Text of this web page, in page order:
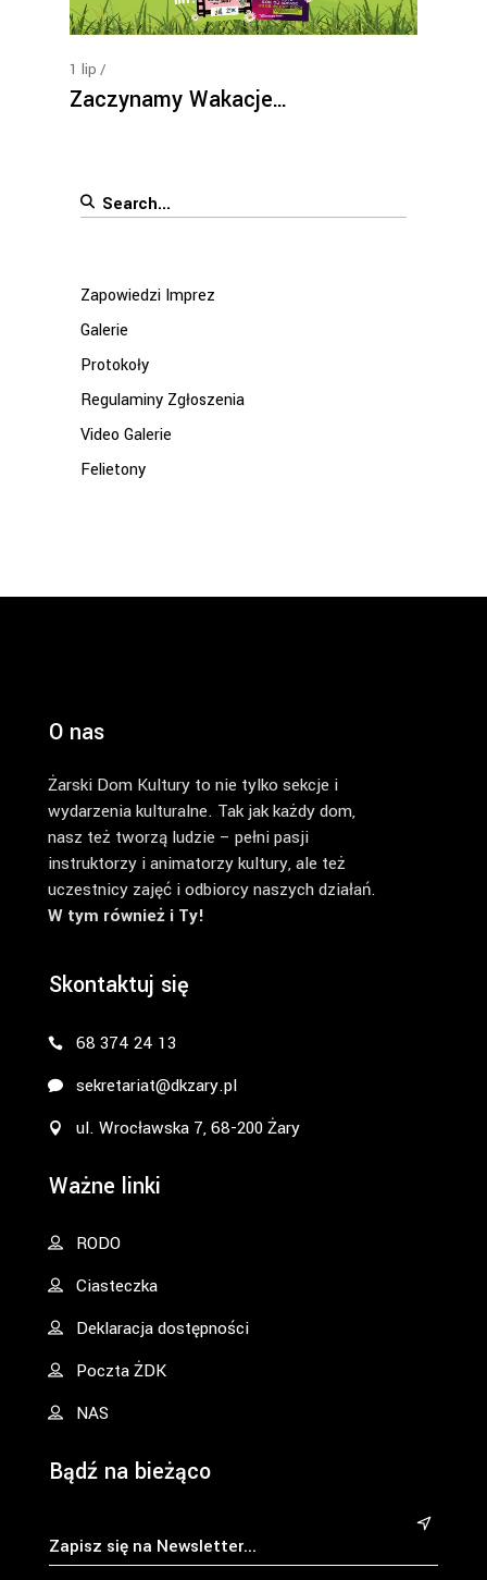
1 lip
Zaczynamy Wakacje…
Search
Zapowiedzi Imprez
Galerie
Protokoły
Regulaminy Zgłoszenia
Video Galerie
Felietony
O nas
Żarski Dom Kultury to nie tylko sekcje i
wydarzenia kulturalne. Tak jak każdy dom,
nasz też tworzą ludzie – pełni pasji
instruktorzy i animatorzy kultury, ale też
uczestnicy zajęć i odbiorcy naszych działań.
W tym również i Ty!
Skontaktuj się
68 374 24 13
sekretariat@dkzary.pl
ul. Wrocławska 7, 68-200 Żary
Ważne linki
RODO
Ciasteczka
Deklaracja dostępności
Poczta ŻDK
NAS
Bądź na bieżąco
&